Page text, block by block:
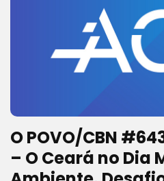
O POVO/CBN
– O Ceará no Dia